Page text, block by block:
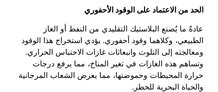
الحد من الاعتماد على الوقود الأحفوري
عادةً ما يُصنع البلاستيك التقليدي من النفط أو الغاز
الطبيعي، وكلاهما وقود أحفوري. يؤدي استخراج هذا الوقود
ومعالجته إلى التلوث وانبعاثات غازات الاحتباس الحراري.
وتساهم هذه الغازات في تغير المناخ، مما يرفع درجات
حرارة المحيطات وحموضتها، مما يعرض الشعاب المرجانية
والحياة البحرية للخطر.